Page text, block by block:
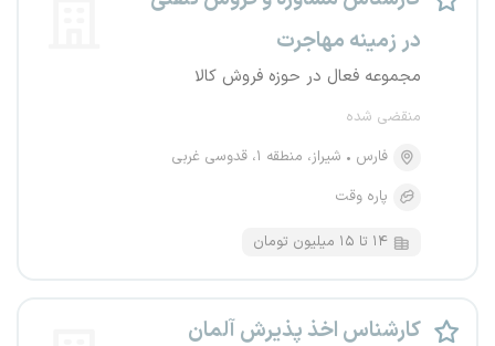
در زمینه مهاجرت
مجموعه فعال در حوزه فروش کالا
منقضی شده
فارس
شیراز، منطقه ۱، قدوسی غربی
پاره وقت
۱۴ تا ۱۵ میلیون تومان
کارشناس اخذ پذیرش آلمان